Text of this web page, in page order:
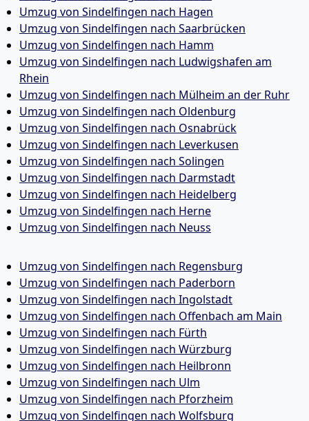
Umzug von Sindelfingen nach Hagen
Umzug von Sindelfingen nach Saarbrücken
Umzug von Sindelfingen nach Hamm
Umzug von Sindelfingen nach Ludwigshafen am
Rhein
Umzug von Sindelfingen nach Mülheim an der Ruhr
Umzug von Sindelfingen nach Oldenburg
Umzug von Sindelfingen nach Osnabrück
Umzug von Sindelfingen nach Leverkusen
Umzug von Sindelfingen nach Solingen
Umzug von Sindelfingen nach Darmstadt
Umzug von Sindelfingen nach Heidelberg
Umzug von Sindelfingen nach Herne
Umzug von Sindelfingen nach Neuss
Umzug von Sindelfingen nach Regensburg
Umzug von Sindelfingen nach Paderborn
Umzug von Sindelfingen nach Ingolstadt
Umzug von Sindelfingen nach Offenbach am Main
Umzug von Sindelfingen nach Fürth
Umzug von Sindelfingen nach Würzburg
Umzug von Sindelfingen nach Heilbronn
Umzug von Sindelfingen nach Ulm
Umzug von Sindelfingen nach Pforzheim
Umzug von Sindelfingen nach Wolfsburg